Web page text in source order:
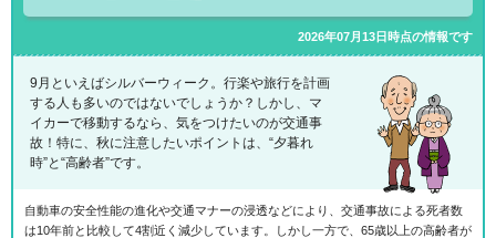
2026年07月13日時点の情報です
9月といえばシルバーウィーク。行楽や旅行を計画
する人も多いのではないでしょうか？しかし、マ
イカーで移動するなら、気をつけたいのが交通事
故！特に、秋に注意したいポイントは、“夕暮れ
時”と“高齢者”です。
自動車の安全性能の進化や交通マナーの浸透などにより、交通事故による死者数
は10年前と比較して4割近く減少しています。しかし一方で、65歳以上の高齢者が